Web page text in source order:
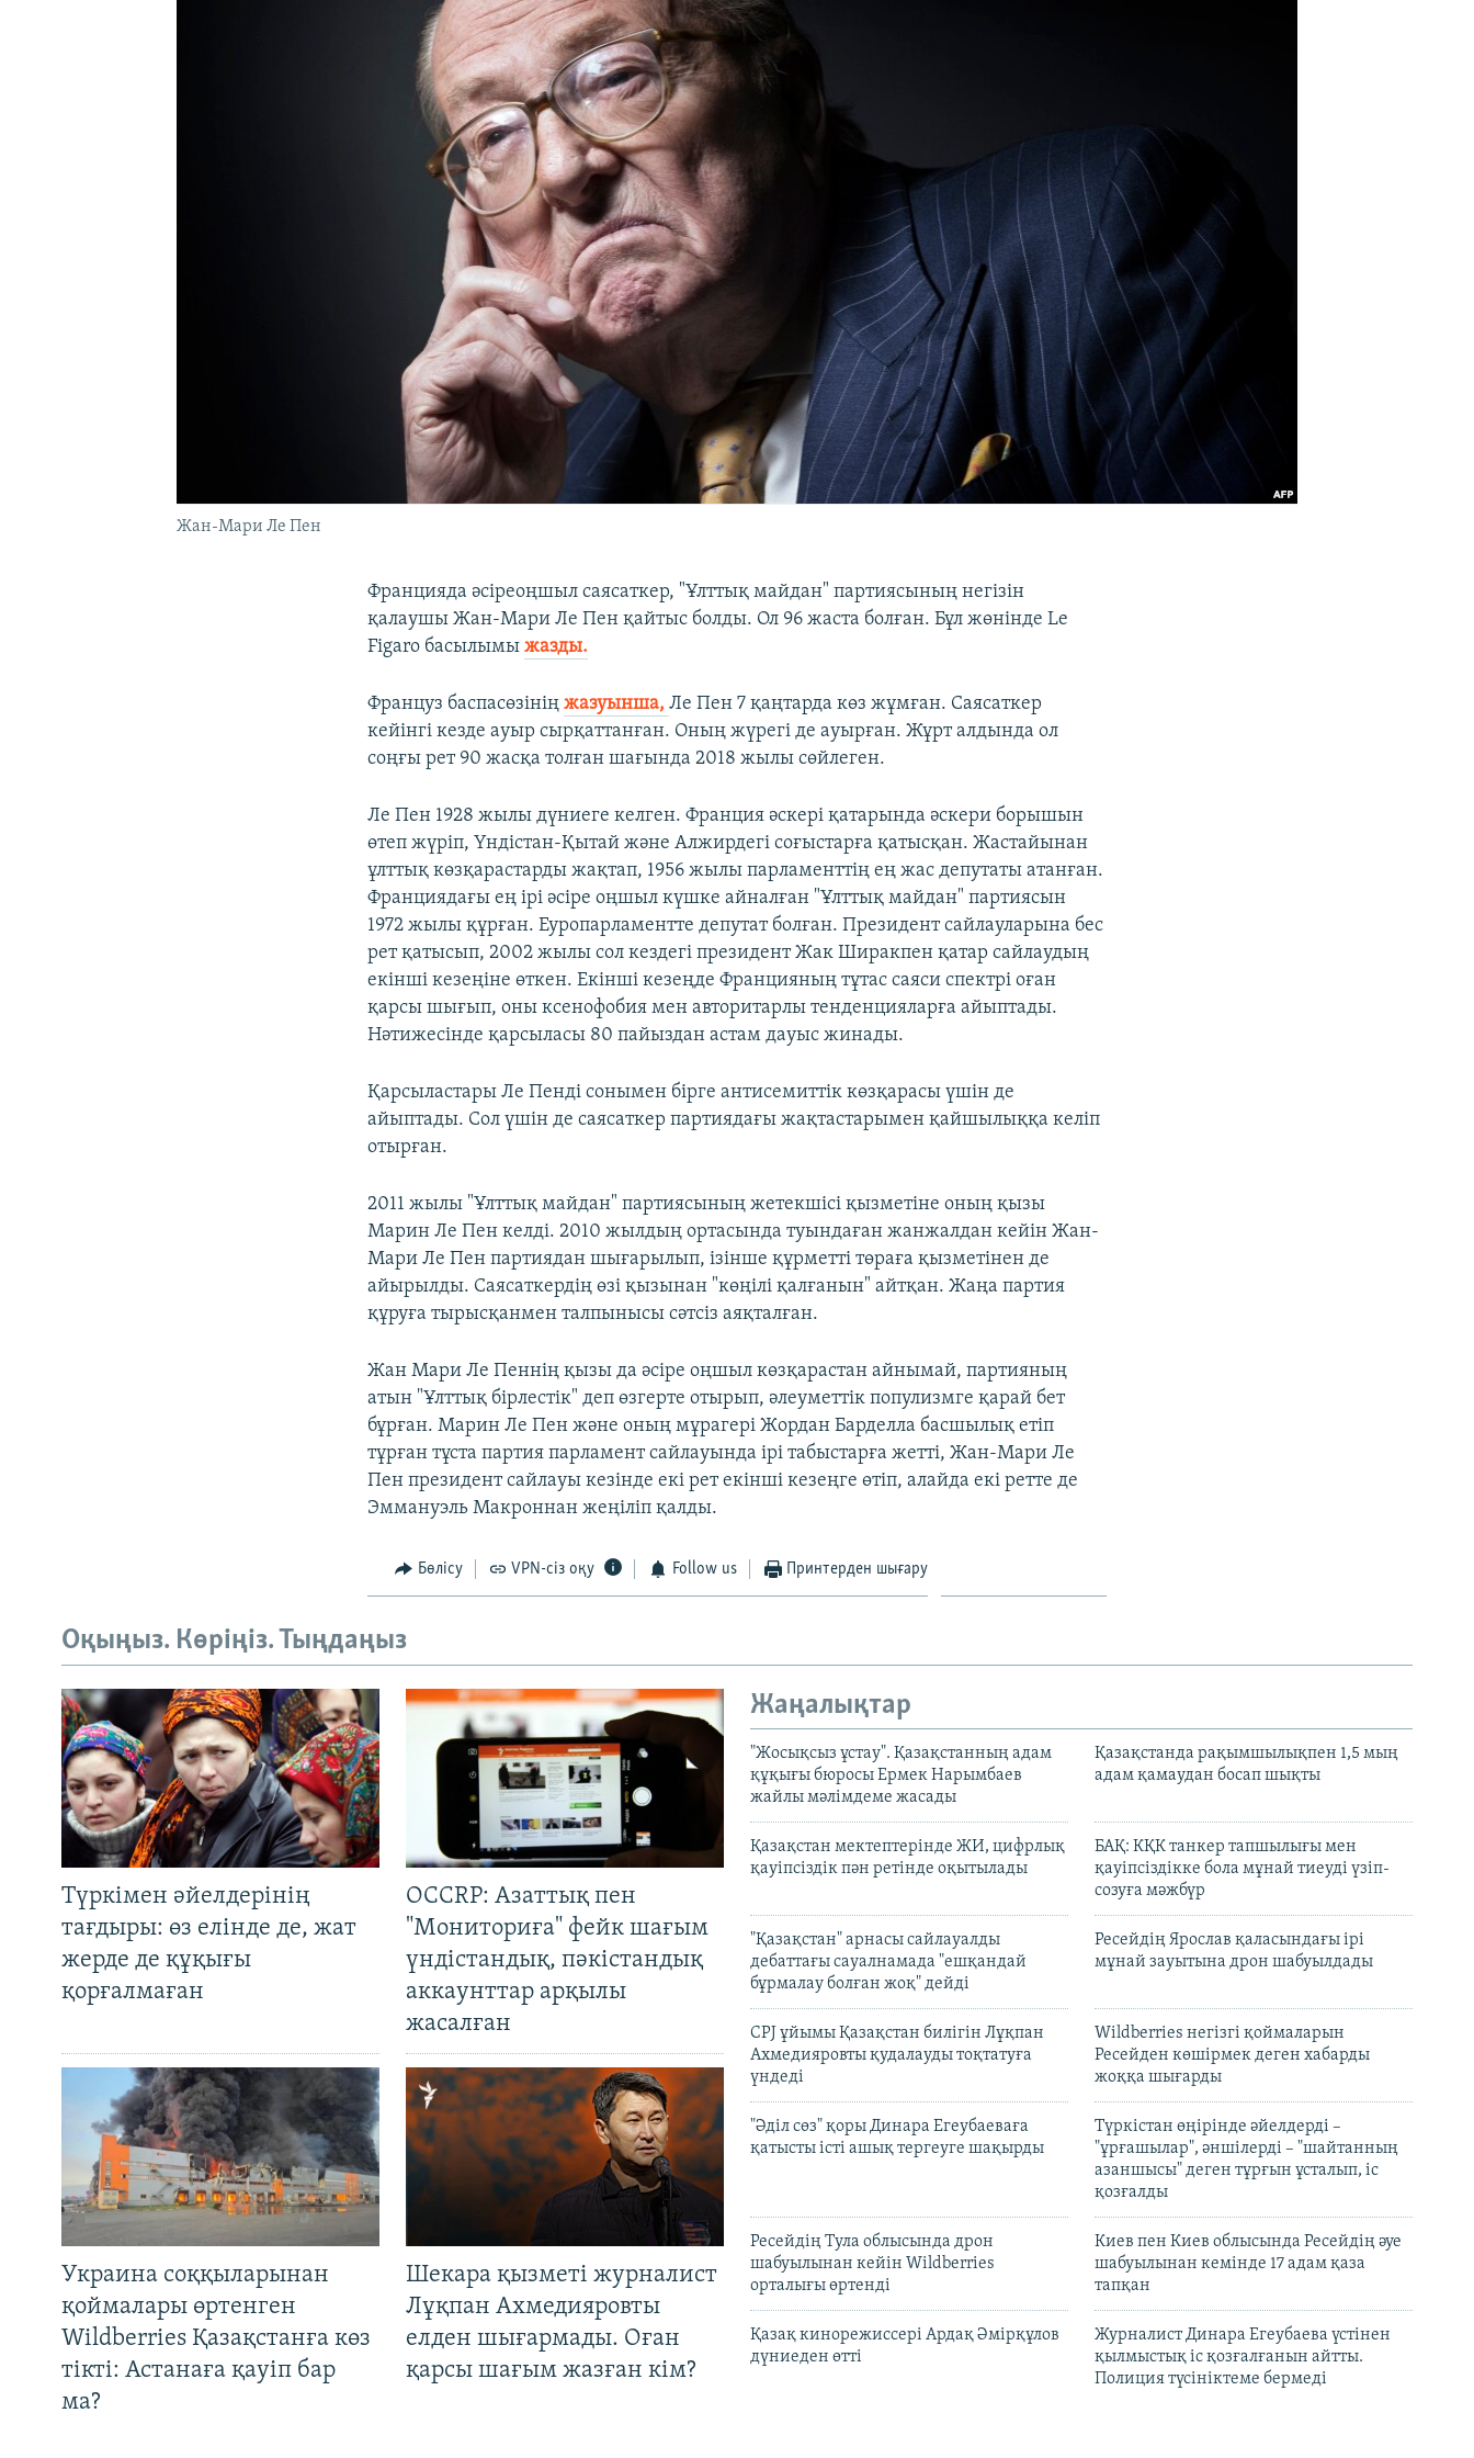
Жан-Мари Ле Пен
Францияда әсіреоңшыл саясаткер, "Ұлттық майдан" партиясының негізін
қалаушы Жан-Мари Ле Пен қайтыс болды. Ол 96 жаста болған. Бұл жөнінде Le
Figaro басылымыжазды.
Француз баспасөзініңжазуынша, Ле Пен 7 қаңтарда көз жұмған. Саясаткер
кейінгі кезде ауыр сырқаттанған. Оның жүрегі де ауырған. Жұрт алдында ол
соңғы рет 90 жасқа толған шағында 2018 жылы сөйлеген.
Ле Пен 1928 жылы дүниеге келген. Франция әскері қатарында әскери борышын
өтеп жүріп, Үндістан-Қытай және Алжирдегі соғыстарға қатысқан. Жастайынан
ұлттық көзқарастарды жақтап, 1956 жылы парламенттің ең жас депутаты атанған.
Франциядағы ең ірі әсіре оңшыл күшке айналған "Ұлттық майдан" партиясын
1972 жылы құрған. Еуропарламентте депутат болған. Президент сайлауларына бес
рет қатысып, 2002 жылы сол кездегі президент Жак Ширакпен қатар сайлаудың
екінші кезеңіне өткен. Екінші кезеңде Францияның тұтас саяси спектрі оған
қарсы шығып, оны ксенофобия мен авторитарлы тенденцияларға айыптады.
Нәтижесінде қарсыласы 80 пайыздан астам дауыс жинады.
Қарсыластары Ле Пенді сонымен бірге антисемиттік көзқарасы үшін де
айыптады. Сол үшін де саясаткер партиядағы жақтастарымен қайшылыққа келіп
отырған.
2011 жылы "Ұлттық майдан" партиясының жетекшісі қызметіне оның қызы
Марин Ле Пен келді. 2010 жылдың ортасында туындаған жанжалдан кейін Жан-
Мари Ле Пен партиядан шығарылып, ізінше құрметті төраға қызметінен де
айырылды. Саясаткердің өзі қызынан "көңілі қалғанын" айтқан. Жаңа партия
құруға тырысқанмен талпынысы сәтсіз аяқталған.
Жан Мари Ле Пеннің қызы да әсіре оңшыл көзқарастан айнымай, партияның
атын "Ұлттық бірлестік" деп өзгерте отырып, әлеуметтік популизмге қарай бет
бұрған. Марин Ле Пен және оның мұрагері Жордан Барделла басшылық етіп
тұрған тұста партия парламент сайлауында ірі табыстарға жетті, Жан-Мари Ле
Пен президент сайлауы кезінде екі рет екінші кезеңге өтіп, алайда екі ретте де
Эммануэль Макроннан жеңіліп қалды.
Бөлісу VPN-сіз оқу Follow us Принтерден шығару
Оқыңыз. Көріңіз. Тыңдаңыз
Түркімен әйелдерінің
тағдыры: өз елінде де, жат
жерде де құқығы
қорғалмаған
OCCRP: Азаттық пен
"Мониториға" фейк шағым
үндістандық, пәкістандық
аккаунттар арқылы
жасалған
Украина соққыларынан
қоймалары өртенген
Wildberries Қазақстанға көз
тікті: Астанаға қауіп бар
ма?
Шекара қызметі журналист
Лұқпан Ахмедияровты
елден шығармады. Оған
қарсы шағым жазған кім?
Жаңалықтар
"Жосықсыз ұстау". Қазақстанның адам
құқығы бюросы Ермек Нарымбаев
жайлы мәлімдеме жасады
Қазақстанда рақымшылықпен 1,5 мың
адам қамаудан босап шықты
Қазақстан мектептерінде ЖИ, цифрлық
қауіпсіздік пән ретінде оқытылады
БАҚ: КҚК танкер тапшылығы мен
қауіпсіздікке бола мұнай тиеуді үзіп-
созуға мәжбүр
"Қазақстан" арнасы сайлауалды
дебаттағы сауалнамада "ешқандай
бұрмалау болған жоқ" дейді
Ресейдің Ярослав қаласындағы ірі
мұнай зауытына дрон шабуылдады
CPJ ұйымы Қазақстан билігін Лұқпан
Ахмедияровты қудалауды тоқтатуға
үндеді
Wildberries негізгі қоймаларын
Ресейден көшірмек деген хабарды
жоққа шығарды
"Әділ сөз" қоры Динара Егеубаеваға
қатысты істі ашық тергеуге шақырды
Түркістан өңірінде әйелдерді –
"ұрғашылар", әншілерді – "шайтанның
азаншысы" деген тұрғын ұсталып, іс
қозғалды
Ресейдің Тула облысында дрон
шабуылынан кейін Wildberries
орталығы өртенді
Киев пен Киев облысында Ресейдің әуе
шабуылынан кемінде 17 адам қаза
тапқан
Қазақ кинорежиссері Ардақ Әмірқұлов
дүниеден өтті
Журналист Динара Егеубаева үстінен
қылмыстық іс қозғалғанын айтты.
Полиция түсініктеме бермеді